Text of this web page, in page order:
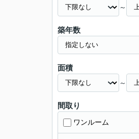
～
築年数
面積
～
間取り
ワンルーム